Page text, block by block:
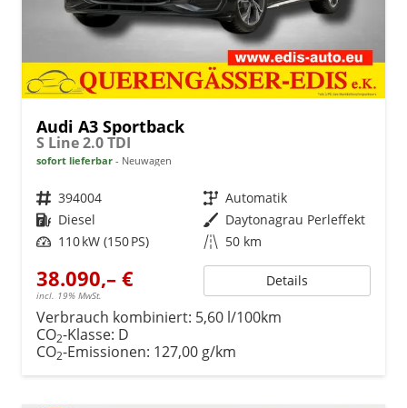
Audi A3 Sportback
S Line 2.0 TDI
sofort lieferbar Neuwagen
Fahrzeugnr. 394004 Getriebe Automatik
Kraftstoff Diesel Außenfarbe Daytonagrau Perleffekt
Leistung 110 kW (150 PS) Kilometerstand 50 km
38.090,– €
incl. 19% MwSt.
Details
Verbrauch kombiniert: 5,60 l/100km
CO2-Klasse: D
CO2-Emissionen: 127,00 g/km